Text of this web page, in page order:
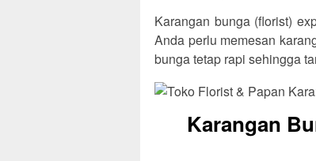
Karangan bunga (florist)
Anda perlu memesan
bunga tetap rapi sehingga
Karangan